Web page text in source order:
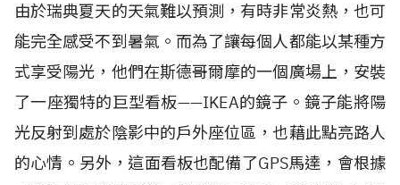
由於瑞典夏天的天氣難以預測，有時非常炎熱，也可
能完全感受不到暑氣。而為了讓每個人都能以某種方
式享受陽光，他們在斯德哥爾摩的一個廣場上，安裝
了一座獨特的巨型看板——IKEA的鏡子。鏡子能將陽
光反射到處於陰影中的戶外座位區，也藉此點亮路人
的心情。另外，這面看板也配備了GPS馬達，會根據